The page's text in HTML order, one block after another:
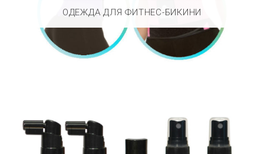
ОДЕЖДА ДЛЯ ФИТНЕС-БИКИНИ